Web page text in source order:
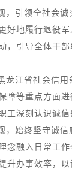
引领全社会诚
好地履行退役
，引导全体干
江省社会信
等重点方面
深刻认识诚信
始终坚守诚
融入日常工
办事效率，